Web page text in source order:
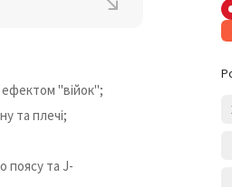
ефектом "війок";
та плечі;
поясу та J-